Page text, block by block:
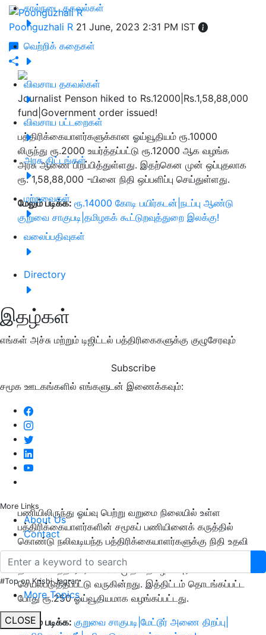
கால்நடை தகவல்கள்
வெற்றிக் கதைகள்
விவசாய தகவல்கள்
விவசாய பட்டறைகள்
அரசு திட்டங்கள்
மற்றவைகள்
வலைப்பதிவுகள்
Directory
இதழ்கள்
எங்கள் அச்சு மற்றும் டிஜிட்டல் பத்திரிகைகளுக்கு குழுசேரவும்
Subscribe
சமூக ஊடகங்களில் எங்களுடன் இணைக்கவும்:
More Links
About Us
Contact
#Top on Krishi Jagran
More Topics
CLOSE
Poonguzhali R 21 June, 2023 2:31 PM IST
Journalist Penson hiked to Rs.12000|Rs.1,58,88,000
fund|Government order issued!
பத்திரிக்கையாளர்களுக்கான ஓய்வூதியம் ரூ.10000
லிருந்து ரூ.2000 உயர்த்தப்பட்டு ரூ.12000 ஆக வழங்க
அரசு ஆணை பிறப்பித்துள்ளது. இதற்கென முன் ஒப்புதலாக
ரூ. 1,58,88,000 -யினை நிதி ஒப்பளிப்பு செய்துள்ளது.
மேலும் படிக்க: ரூ.14000 கோடி பயிர்கடன்|நடப்பு ஆண்டு
குறுவை சாகுபடி|தமிழகக் கூட்டுறவுத்துறை இலக்கு!
பணியிலிருந்து ஓய்வு பெற்று வறுமை நிலையில் உள்ள
பத்திரிக்கையாளர்களின் சமூகப் பணியினைக் கருத்தில்
கொண்டு நலிவடியந்த பத்திரிக்கையாளர்களுக்கு நிதி உதவி
அளிக்க வகை செய்து மாதாந்திர ஓய்வூதியம் வழங்கும்
திட்டம் கடந்த ஏபரம் 1986 முதல் தமிழக அரசால்
செயல்படுத்தப்பட்டு வருகின்றது. இத்திட்டம் தொடங்கப்பட்ட
போது ரூ.250 ஓய்வூதியமாக வழங்கப்பட்டது.
மேலும் படிக்க: குறுவை சாகுபடி|மேட்டூர் அணை திறப்பு|